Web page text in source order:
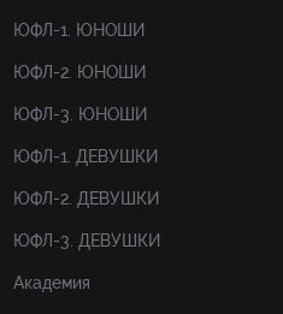
ЮФЛ-1. ЮНОШИ
ЮФЛ-2. ЮНОШИ
ЮФЛ-3. ЮНОШИ
ЮФЛ-1. ДЕВУШКИ
ЮФЛ-2. ДЕВУШКИ
ЮФЛ-3. ДЕВУШКИ
Академия